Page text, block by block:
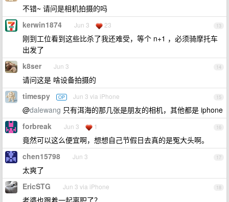
不错~ 请问是相机拍摄的吗
13
kerwin1874 Jun 3 23
刚到工位看到这些比杀了我还难受，等个 n+1 ，必须骑摩托车
出发了
14
k8ser Jun 3
请问这是 啥设备拍摄的
15
timespy OP Jun 3 via iPhone
@dalewang 只有洱海的那几张是朋友的相机，其他都是 iphone
16
forbreak Jun 3 1
竟然可以这么便宜啊，想想自己节假日去真的是冤大头啊。
17
chen15798 Jun 3
太爽了
18
EricSTG Jun 3 via iPhone
老婆也跟着一起离职了？